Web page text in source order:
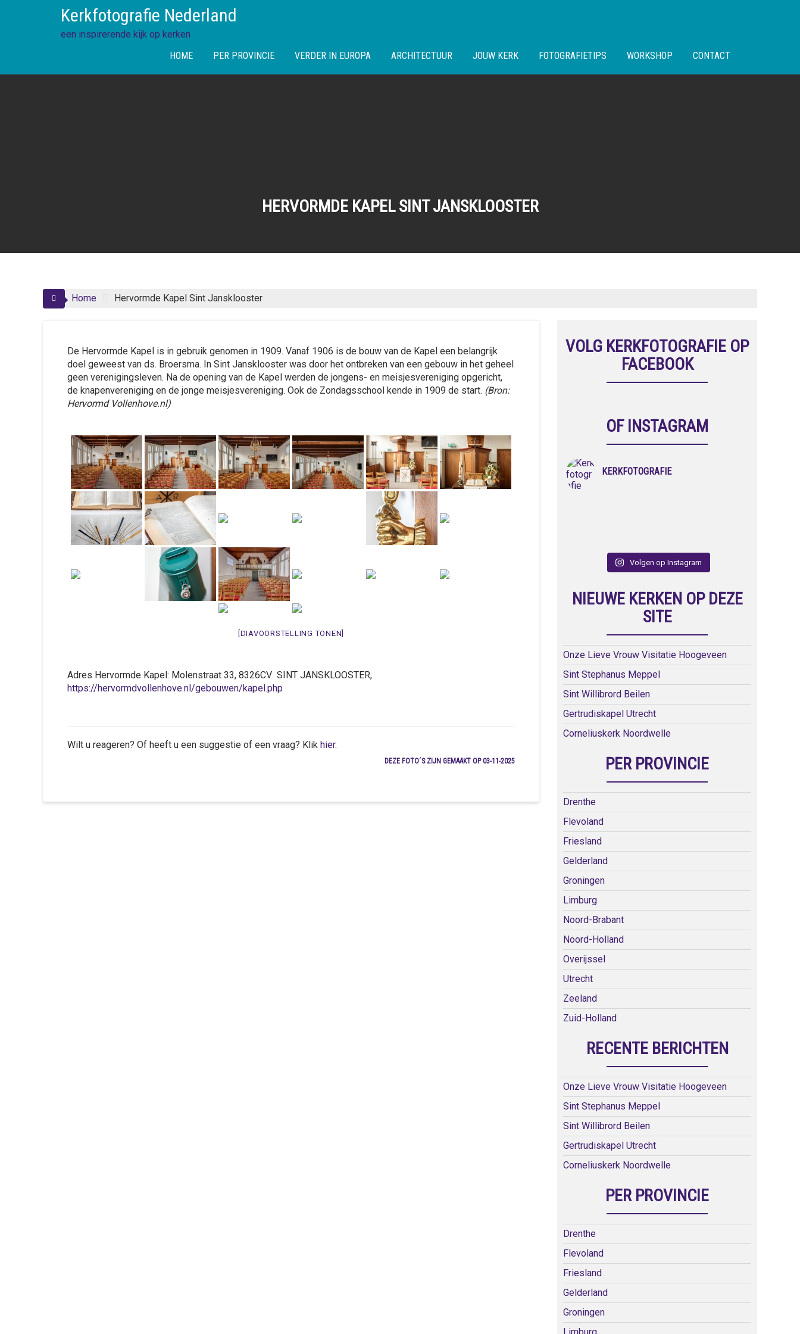
Kerkfotografie Nederland
een inspirerende kijk op kerken
HOME
PER PROVINCIE VERDER IN EUROPA ARCHITECTUUR JOUW KERK FOTOGRAFIETIPS WORKSHOP CONTACT
HERVORMDE KAPEL SINT JANSKLOOSTER
Home Hervormde Kapel Sint Jansklooster
De Hervormde Kapel is in gebruik genomen in 1909. Vanaf 1906 is de bouw van de Kapel een belangrijk
doel geweest van ds. Broersma. In Sint Jansklooster was door het ontbreken van een gebouw in het geheel
geen verenigingsleven. Na de opening van de Kapel werden de jongens- en meisjesvereniging opgericht,
de knapenvereniging en de jonge meisjesvereniging. Ook de Zondagsschool kende in 1909 de start. (Bron:
Hervormd Vollenhove.nl)
[DIAVOORSTELLING TONEN]
Adres Hervormde Kapel: Molenstraat 33, 8326CV SINT JANSKLOOSTER,
https://hervormdvollenhove.nl/gebouwen/kapel.php
Wilt u reageren? Of heeft u een suggestie of een vraag? Klik hier.
DEZE FOTO´S ZIJN GEMAAKT OP 03-11-2025
VOLG KERKFOTOGRAFIE OP
FACEBOOK
OF INSTAGRAM
KERKFOTOGRAFIE
Volgen op Instagram
NIEUWE KERKEN OP DEZE
SITE
Onze Lieve Vrouw Visitatie Hoogeveen
Sint Stephanus Meppel
Sint Willibrord Beilen
Gertrudiskapel Utrecht
Corneliuskerk Noordwelle
PER PROVINCIE
Drenthe
Flevoland
Friesland
Gelderland
Groningen
Limburg
Noord-Brabant
Noord-Holland
Overijssel
Utrecht
Zeeland
Zuid-Holland
RECENTE BERICHTEN
Onze Lieve Vrouw Visitatie Hoogeveen
Sint Stephanus Meppel
Sint Willibrord Beilen
Gertrudiskapel Utrecht
Corneliuskerk Noordwelle
PER PROVINCIE
Drenthe
Flevoland
Friesland
Gelderland
Groningen